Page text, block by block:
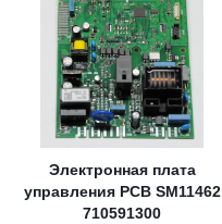
Электронная плата
управления PCB SM11462
710591300